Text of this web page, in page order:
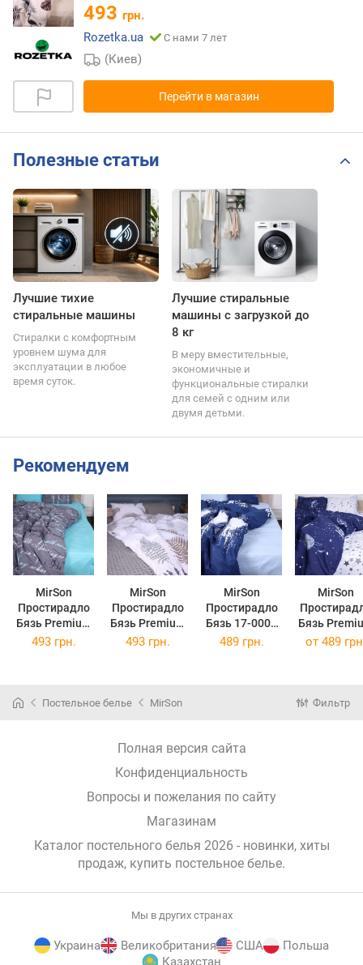
493 грн.
Rozetka.ua
С нами 7 лет
(Киев)
Перейти в магазин
Полезные статьи
Лучшие тихие
стиральные машины
Стиралки с комфортным
уровнем шума для
эксплуатации в любое
время суток.
Лучшие стиральные
машины с загрузкой до
8 кг
В меру вместительные,
экономичные и
функциональные стиралки
для семей с одним или
двумя детьми.
Рекомендуем
MirSon
Простирадло
Бязь Premium
17-0003 Tulio
MirSon
Простирадло
Бязь Premium
17-0006
MirSon
Простирадло
Бязь 17-0007
Adriana 150 х
MirSon
Бязь
17-0014
493 грн. 493 грн. 489 грн. от 489
Постельное белье MirSon Фильтр
Полная версия сайта
Конфиденциальность
Вопросы и пожелания по сайту
Магазинам
Каталог постельного белья 2026 - новинки, хиты
продаж, купить постельное белье.
Мы в других странах
Украина Великобритания США
Польша
Казахстан